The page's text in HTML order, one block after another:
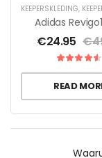
KEEPERSKLEDING,
€24.95 €
READ